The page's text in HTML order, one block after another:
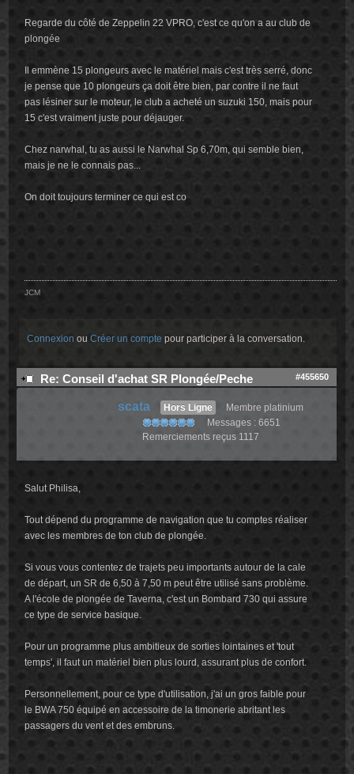
Regarde du côté de Zeppelin 22 VPRO, c'est ce qu'on a au club de
plongée
Il emmène 15 plongeurs avec le matériel mais c'est très serré, donc
je pense que 10 plongeurs ça doit être bien, par contre il ne faut
pas lésiner sur le moteur, le club a acheté un suzuki 150, mais pour
15 c'est vraiment juste pour déjauger.
Chez narwhal, tu as aussi le Narwhal Sp 6,70m, qui semble bien,
mais je ne le connais pas...
On doit toujours terminer ce qui est co
JCM
Connexion ouCréer un compte pour participer à la conversation.
Re: Conseil d'achat SR Plongée/Peche #455650
scata Hors Ligne
Membre platinium
Messages : 6651
Remerciements reçus 1117
Salut Philisa,
Tout dépend du programme de navigation que tu comptes réaliser
avec les membres de ton club de plongée.
Si vous vous contentez de trajets peu importants autour de la cale
de départ, un SR de 6,50 à 7,50 m peut être utilisé sans problème.
A l'école de plongée de Taverna, c'est un Bombard 730 qui assure
ce type de service basique.
Pour un programme plus ambitieux de sorties lointaines et 'tout
temps', il faut un matériel bien plus lourd, assurant plus de confort.
Personnellement, pour ce type d'utilisation, j'ai un gros faible pour
le BWA 750 équipé en accessoire de la timonerie abritant les
passagers du vent et des embruns.